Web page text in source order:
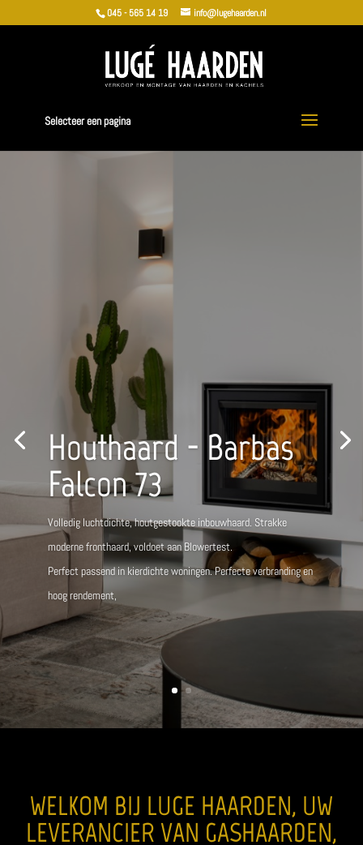
045 - 565 14 19 info@lugehaarden.nl
Selecteer een pagina
Houthaard - Barbas
Falcon 73
Volledig luchtdichte, houtgestookte inbouwhaard. Strakke
moderne fronthaard, voldoet aan Blowertest.
Perfect passend in kierdichte woningen. Perfecte verbranding en
hoog rendement,
WELKOM BIJ LUGE HAARDEN, UW
LEVERANCIER VAN GASHAARDEN,